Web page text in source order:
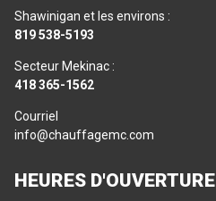
Shawinigan et les environs :
819 538-5193
Secteur Mekinac :
418 365-1562
Courriel
info@chauffagemc.com
HEURES D'OUVERTURE